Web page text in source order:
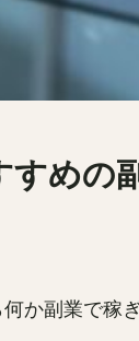
すめの
何か副業で稼